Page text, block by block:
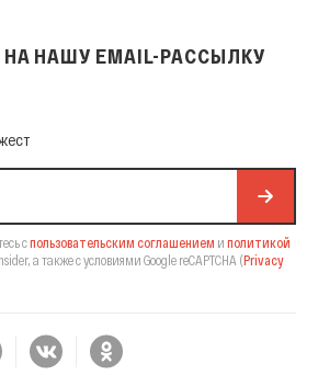
НАШУ EMAIL-РАССЫЛКУ
рассылку
спользовательским соглашением и политикой
а также с условиями Google reCAPTCHA (Privacy